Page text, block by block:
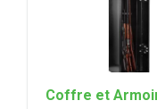
Coffre et